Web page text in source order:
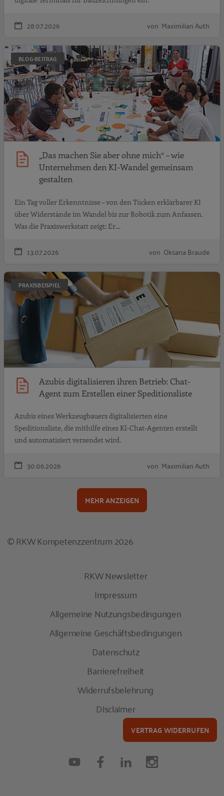
28.07.2026 von Maximilian Auth
BLOG-BEITRAG
„Das machen Sie aber ohne mich“ – wie
Unternehmen den KI-Wandel gemeinsam
gestalten
Ein Tag voller Erkenntnisse – von den Tücken erklärbarer KI
über Widerstände im Wandel bis zur Robotik zum Anfassen.
Was die Praxiswerkstatt zeigt: Er…
13.07.2026 von Oksana Braude
PRAXISBEISPIEL
Azubis digitalisieren ihren Betrieb: Chat-
Agent zum Erstellen einer Speditionsliste
Azubis eines Werkzeugbauers digitalisierten eine
Speditionsliste, die mithilfe eines KI-Chat-Agenten erstellt
und automatisiert versendet wird.
30.06.2026 von Maximilian Auth
MEHR ANZEIGEN
© RKW Kompetenzzentrum 2026
RKW Newsletter
Impressum
Allgemeine Nutzungsbedingungen
Allgemeine Geschäftsbedingungen
Datenschutz
Barrierefreiheit
Widerrufsbelehrung
Disclaimer
VERTRAG WIDERRUFEN